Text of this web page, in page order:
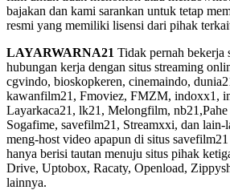
bajakan dan kami sarankan untuk tetap
resmi yang memiliki lisensi dari pihak
LAYARWARNA21 Tidak pernah bekerja
hubungan kerja dengan situs streaming
cgvindo, bioskopkeren, cinemaindo,
kawanfilm21, Fmoviez, FMZM, indoxx1,
Layarkaca21, lk21, Melongfilm,
Sogafime, savefilm21, Streamxxi, dan
meng-host video apapun di situs
hanya berisi tautan menuju situs pihak
Drive, Uptobox, Racaty, Openload,
lainnya.